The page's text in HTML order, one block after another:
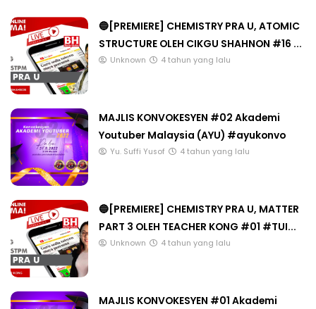
🔵[PREMIERE] CHEMISTRY PRA U, ATOMIC
STRUCTURE OLEH CIKGU SHAHNON #16 ...
Unknown 4 tahun yang lalu
MAJLIS KONVOKESYEN #02 Akademi
Youtuber Malaysia (AYU) #ayukonvo
Yu. Suffi Yusof 4 tahun yang lalu
🔵[PREMIERE] CHEMISTRY PRA U, MATTER
PART 3 OLEH TEACHER KONG #01 #TUI...
Unknown 4 tahun yang lalu
MAJLIS KONVOKESYEN #01 Akademi